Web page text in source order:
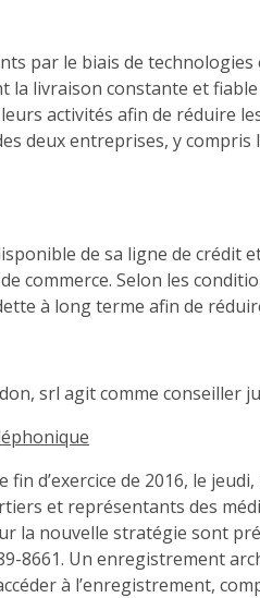
par le biais de
la livraison constante et
activités afin de réduire
deux entreprises, y compris
de sa ligne de crédit
commerce. Selon les
à long terme afin de
srl agit comme conseiller
d’exercice de 2016, le
et représentants des
la nouvelle stratégie sont
8661. Un enregistrement
à l’enregistrement,